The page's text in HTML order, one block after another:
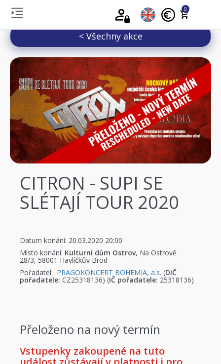
0
< Všechny akce
CITRON - SUPI SE
SLÉTAJÍ TOUR 2020
Datum konání: 20.03.2020 20:00
Místo konání: Kulturní dům Ostrov, Na Ostrově
28/3, 58001 Havlíčkův Brod
Pořadatel: PRAGOKONCERT BOHEMIA, a.s. (DIČ
pořadatele: CZ25318136) (IČ pořadatele: 25318136)
Přeloženo na nový termín
Vstupenky zakoupené na tuto